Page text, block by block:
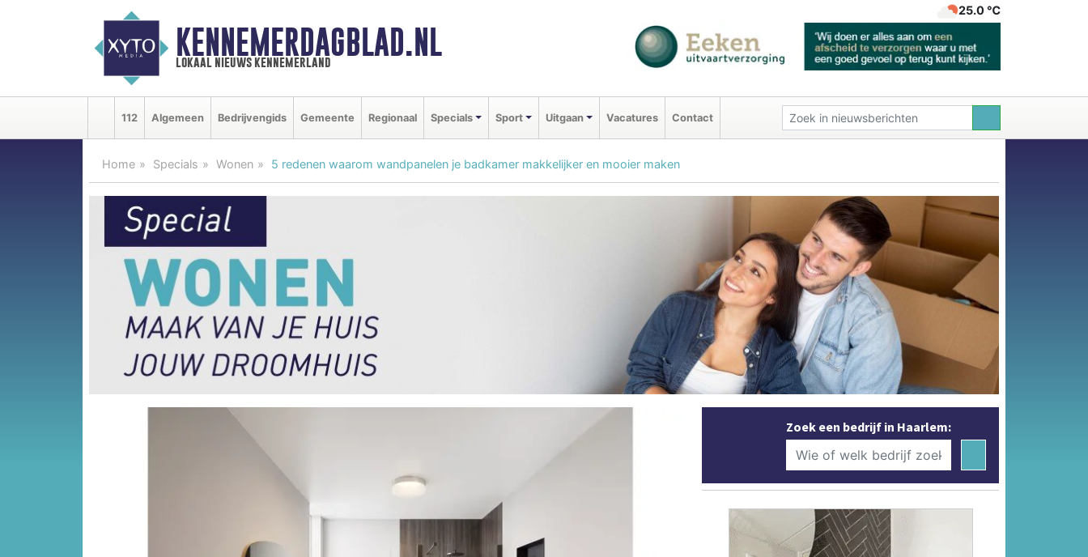
KENNEMERDAGBLAD.NL
lokaal nieuws kennemerland
25.0 ℃
112 Algemeen Bedrijvengids Gemeente Regionaal Specials Sport Uitgaan Vacatures Contact
Home Specials Wonen 5 redenen waarom wandpanelen je badkamer makkelijker en mooier maken
Zoek een bedrijf in Haarlem: